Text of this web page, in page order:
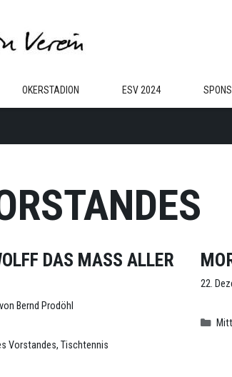
OKERSTADION ESV 2024
DAS MASS ALLER D
von Bernd Prodöhl
Vorstandes, Tischtennis
22.